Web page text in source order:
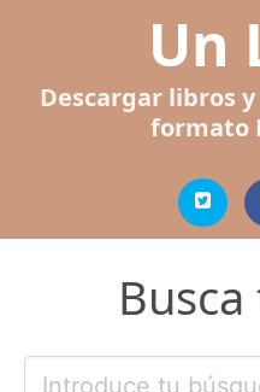
Un
Descargar libros
formato